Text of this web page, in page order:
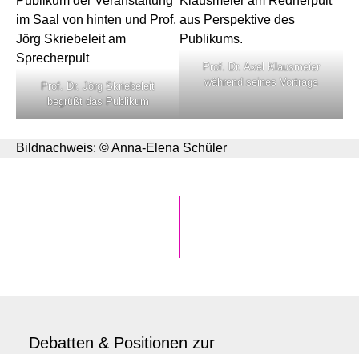
Prof. Dr. Jörg Skriebeleit
begrüßt das Publikum
Prof. Dr. Axel Klausmeier
während seines Vortrags
Bildnachweis: © Anna-Elena Schüler
Debatten & Positionen zur